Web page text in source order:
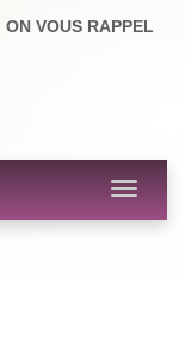
ON VOUS RAPPEL
Toggle